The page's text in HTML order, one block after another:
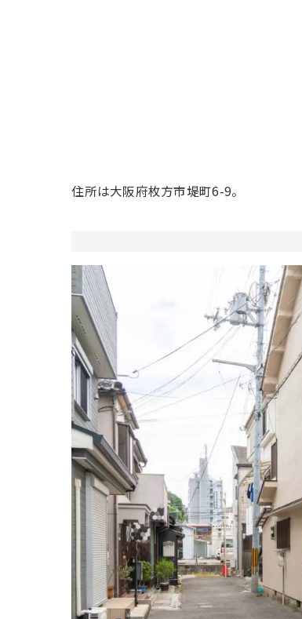
住所は大阪府枚方市堤町6-9。